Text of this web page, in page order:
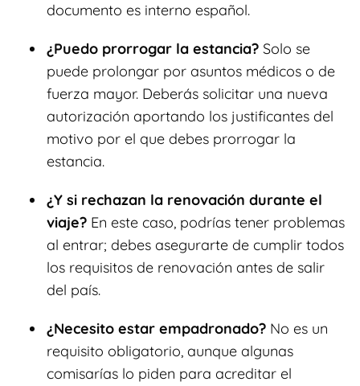
documento es interno español.
¿Puedo prorrogar la estancia? Solo se
puede prolongar por asuntos médicos o de
fuerza mayor. Deberás solicitar una nueva
autorización aportando los justificantes del
motivo por el que debes prorrogar la
estancia.
¿Y si rechazan la renovación durante el
viaje? En este caso, podrías tener problemas
al entrar; debes asegurarte de cumplir todos
los requisitos de renovación antes de salir
del país.
¿Necesito estar empadronado? No es un
requisito obligatorio, aunque algunas
comisarías lo piden para acreditar el